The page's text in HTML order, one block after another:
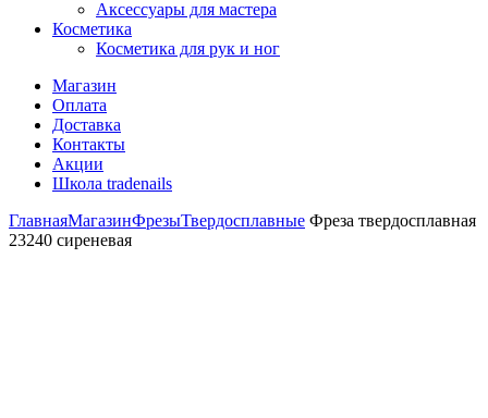
Аксессуары для мастера
Косметика
Косметика для рук и ног
Магазин
Оплата
Доставка
Контакты
Акции
Школа tradenails
ГлавнаяМагазинФрезыТвердосплавные Фреза твердосплавная
23240 сиреневая